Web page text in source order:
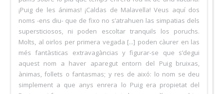
¡Puig de les ánimas! ¡Caldas de Malavella! Veus aquí dos
noms -ens diu- que de fixo no s’atrahuen las simpatias dels
supersticiosos, ni poden escoltar tranquils los poruchs.
Molts, al oirlos per primera vegada [...] poden càurer en las
més fantàsticas extravagàncias y figurar-se que s’degui
aquest nom a haver aparegut entorn del Puig bruixas,
ànimas, follets o fantasmas; y res de aixó: lo nom se deu
simplement a que anys enrera lo Puig era propietat del